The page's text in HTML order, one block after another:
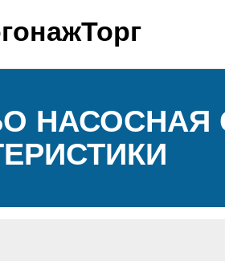
НАСОСНАЯ